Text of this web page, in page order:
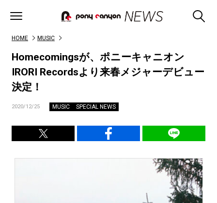
HOME MUSIC
Homecomingsが、ポニーキャニオン
IRORI Recordsより来春メジャーデビュー
決定！
2020/12/25 MUSIC SPECIAL NEWS